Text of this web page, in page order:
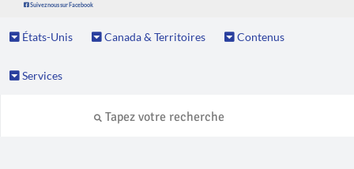
Suivez nous sur Facebook
États-Unis Canada & Territoires Contenus
Services